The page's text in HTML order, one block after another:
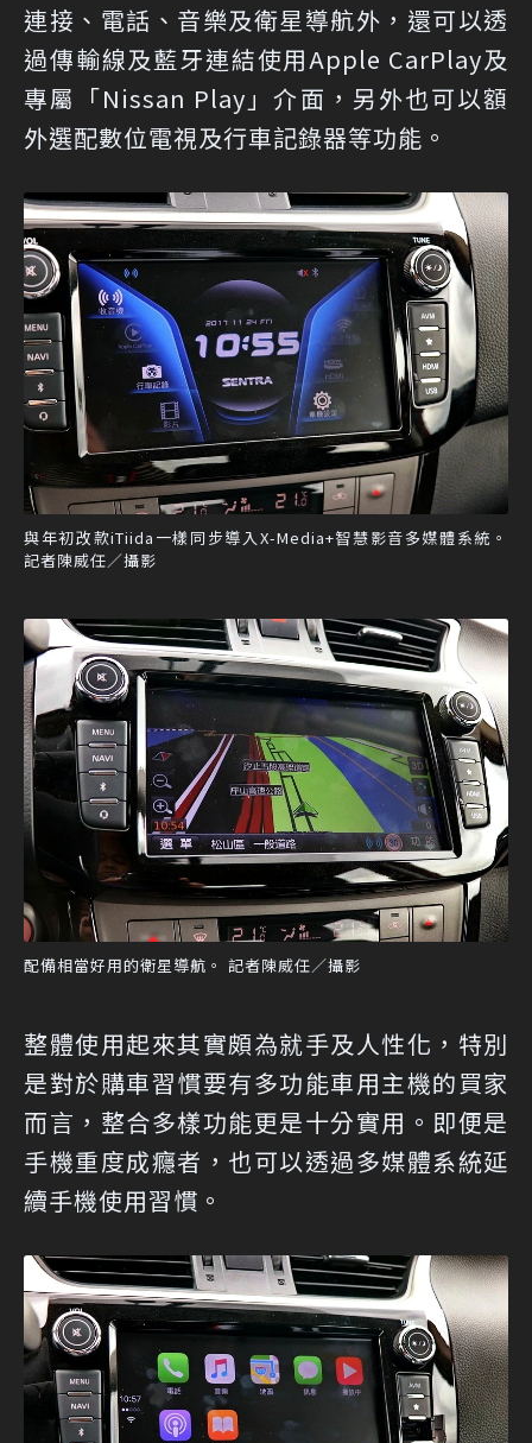
連接、電話、音樂及衛星導航外，還可以透
過傳輸線及藍牙連結使用Apple CarPlay及
專屬「Nissan Play」介面，另外也可以額
外選配數位電視及行車記錄器等功能。
與年初改款iTiida一樣同步導入X-Media+智慧影音多媒體系統。
記者陳威任／攝影
配備相當好用的衛星導航。 記者陳威任／攝影
整體使用起來其實頗為就手及人性化，特別
是對於購車習慣要有多功能車用主機的買家
而言，整合多樣功能更是十分實用。即便是
手機重度成癮者，也可以透過多媒體系統延
續手機使用習慣。